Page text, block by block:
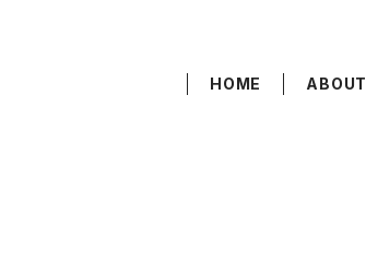
HOME ABOUT